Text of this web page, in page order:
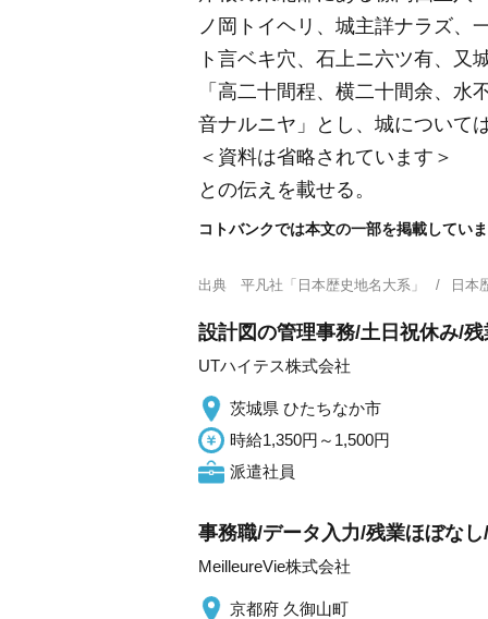
ノ岡トイヘリ、城主詳ナラズ、
ト言ベキ穴、石上ニ六ツ有、又
「高二十間程、横二十間余、水
音ナルニヤ」とし、城について
＜資料は省略されています＞
との伝えを載せる。
コトバンクでは本文の一部を掲載してい
出典 平凡社「日本歴史地名大系」 日本
設計図の管理事務/土日祝休み/
UTハイテス株式会社
茨城県 ひたちなか市
時給1,350円～1,500円
派遣社員
事務職/データ入力/残業ほぼな
MeilleureVie株式会社
京都府 久御山町